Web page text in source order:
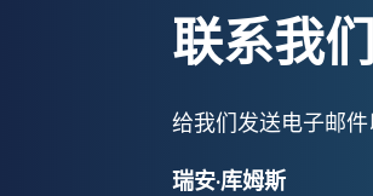
联系我们
给我们发送电子邮件
瑞安·库姆斯